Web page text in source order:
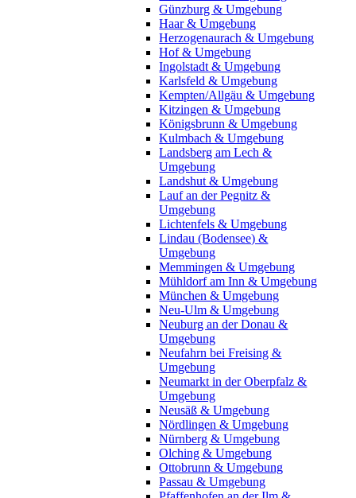
Günzburg & Umgebung
Haar & Umgebung
Herzogenaurach & Umgebung
Hof & Umgebung
Ingolstadt & Umgebung
Karlsfeld & Umgebung
Kempten/Allgäu & Umgebung
Kitzingen & Umgebung
Königsbrunn & Umgebung
Kulmbach & Umgebung
Landsberg am Lech &
Umgebung
Landshut & Umgebung
Lauf an der Pegnitz &
Umgebung
Lichtenfels & Umgebung
Lindau (Bodensee) &
Umgebung
Memmingen & Umgebung
Mühldorf am Inn & Umgebung
München & Umgebung
Neu-Ulm & Umgebung
Neuburg an der Donau &
Umgebung
Neufahrn bei Freising &
Umgebung
Neumarkt in der Oberpfalz &
Umgebung
Neusäß & Umgebung
Nördlingen & Umgebung
Nürnberg & Umgebung
Olching & Umgebung
Ottobrunn & Umgebung
Passau & Umgebung